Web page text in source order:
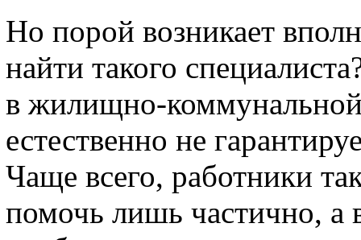
Но порой возникает
найти такого
в жилищно-
естественно не
Чаще всего, работники
помочь лишь частично, а